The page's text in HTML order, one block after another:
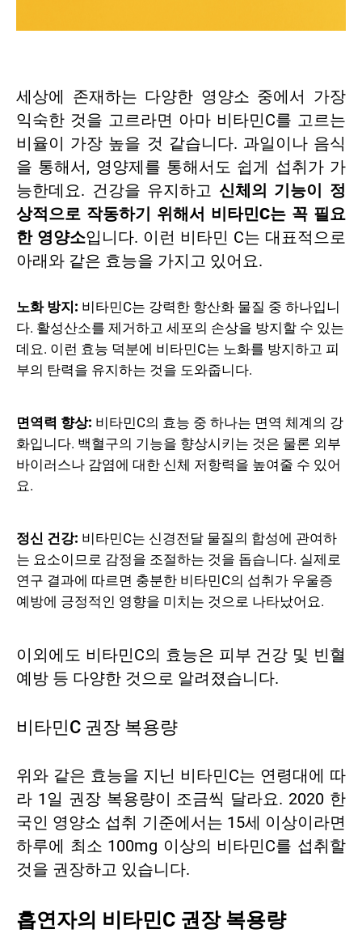
세상에 존재하는 다양한 영양소 중에서 가장
익숙한 것을 고르라면 아마 비타민C를 고르는
비율이 가장 높을 것 같습니다. 과일이나 음식
을 통해서, 영양제를 통해서도 쉽게 섭취가 가
능한데요. 건강을 유지하고 신체의 기능이 정
상적으로 작동하기 위해서 비타민C는 꼭 필요
한 영양소입니다. 이런 비타민 C는 대표적으로
아래와 같은 효능을 가지고 있어요.
노화 방지: 비타민C는 강력한 항산화 물질 중 하나입니
다. 활성산소를 제거하고 세포의 손상을 방지할 수 있는
데요. 이런 효능 덕분에 비타민C는 노화를 방지하고 피
부의 탄력을 유지하는 것을 도와줍니다.
면역력 향상: 비타민C의 효능 중 하나는 면역 체계의 강
화입니다. 백혈구의 기능을 향상시키는 것은 물론 외부
바이러스나 감염에 대한 신체 저항력을 높여줄 수 있어
요.
정신 건강: 비타민C는 신경전달 물질의 합성에 관여하
는 요소이므로 감정을 조절하는 것을 돕습니다. 실제로
연구 결과에 따르면 충분한 비타민C의 섭취가 우울증
예방에 긍정적인 영향을 미치는 것으로 나타났어요.
이외에도 비타민C의 효능은 피부 건강 및 빈혈
예방 등 다양한 것으로 알려졌습니다.
비타민C 권장 복용량
위와 같은 효능을 지닌 비타민C는 연령대에 따
라 1일 권장 복용량이 조금씩 달라요. 2020 한
국인 영양소 섭취 기준에서는 15세 이상이라면
하루에 최소 100mg 이상의 비타민C를 섭취할
것을 권장하고 있습니다.
흡연자의 비타민C 권장 복용량